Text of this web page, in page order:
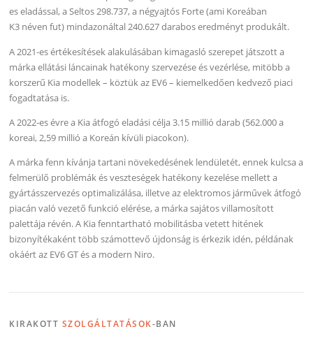
es eladással, a Seltos 298.737, a négyajtós Forte (ami Koreában
K3 néven fut) mindazonáltal 240.627 darabos eredményt produkált.
A 2021-es értékesítések alakulásában kimagasló szerepet játszott a
márka ellátási láncainak hatékony szervezése és vezérlése, mitöbb a
korszerű Kia modellek – köztük az EV6 – kiemelkedően kedvező piaci
fogadtatása is.
A 2022-es évre a Kia átfogó eladási célja 3.15 millió darab (562.000 a
koreai, 2,59 millió a Koreán kívüli piacokon).
A márka fenn kívánja tartani növekedésének lendületét, ennek kulcsa a
felmerülő problémák és veszteségek hatékony kezelése mellett a
gyártásszervezés optimalizálása, illetve az elektromos járművek átfogó
piacán való vezető funkció elérése, a márka sajátos villamosított
palettája révén. A Kia fenntartható mobilitásba vetett hitének
bizonyítékaként több számottevő újdonság is érkezik idén, példának
okáért az EV6 GT és a modern Niro.
KIRAKOTT SZOLGÁLTATÁSOK-BAN